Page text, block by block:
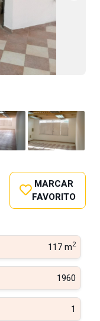
MARCAR
FAVORITO
117 m2
1960
1